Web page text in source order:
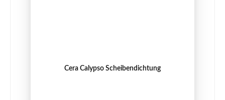
Cera Calypso Scheibendichtung